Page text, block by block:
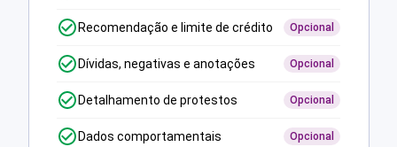
Recomendação e limite de crédito Opcional
Dívidas, negativas e anotações Opcional
Detalhamento de protestos Opcional
Dados comportamentais Opcional